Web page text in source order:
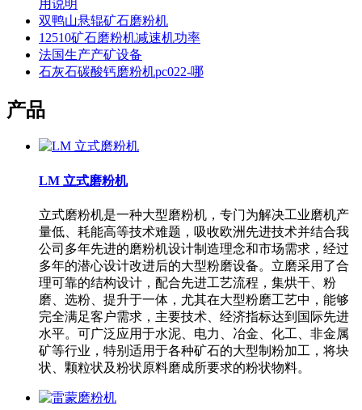
用说明
双鸭山悬辊矿石磨粉机
12510矿石磨粉机减速机功率
法国生产产矿设备
石灰石碳酸钙磨粉机pc022-哪
产品
LM 立式磨粉机
立式磨粉机是一种大型磨粉机，专门为解决工业磨机产
量低、耗能高等技术难题，吸收欧洲先进技术并结合我
公司多年先进的磨粉机设计制造理念和市场需求，经过
多年的潜心设计改进后的大型粉磨设备。立磨采用了合
理可靠的结构设计，配合先进工艺流程，集烘干、粉
磨、选粉、提升于一体，尤其在大型粉磨工艺中，能够
完全满足客户需求，主要技术、经济指标达到国际先进
水平。可广泛应用于水泥、电力、冶金、化工、非金属
矿等行业，特别适用于各种矿石的大型制粉加工，将块
状、颗粒状及粉状原料磨成所要求的粉状物料。